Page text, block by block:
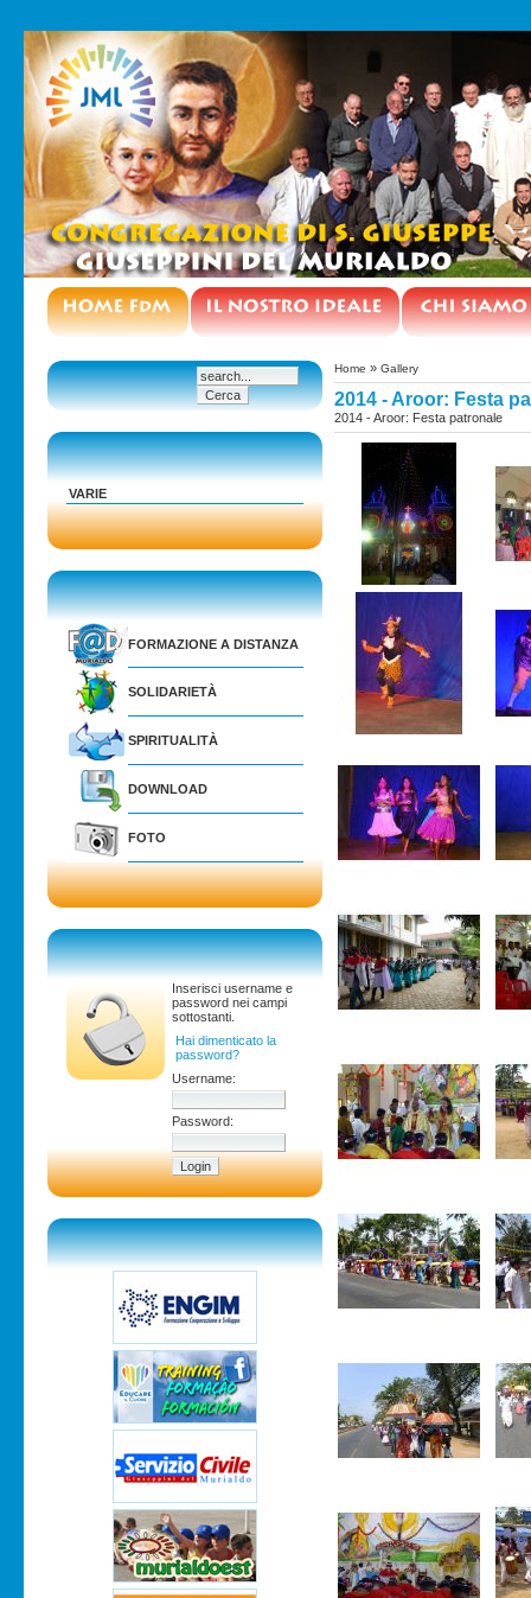
VARIE
FORMAZIONE A DISTANZA
SOLIDARIETÀ
SPIRITUALITÀ
DOWNLOAD
FOTO
Inserisci username e
password nei campi
sottostanti.
Hai dimenticato la
password?
Username:
Password:
Home » Gallery
2014 - Aroor: Festa
2014 - Aroor: Festa patronale